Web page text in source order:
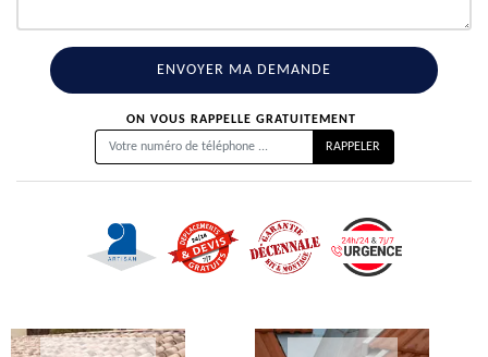
ON VOUS RAPPELLE GRATUITEMENT